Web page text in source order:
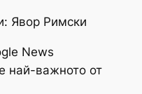
Явор Римски
News
най-важното от